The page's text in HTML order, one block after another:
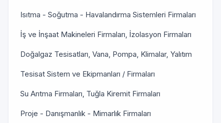
Isıtma - Soğutma - Havalandırma Sistemleri Firmaları
İş ve İnşaat Makineleri Firmaları, İzolasyon Firmaları
Doğalgaz Tesisatları, Vana, Pompa, Klimalar, Yalıtım
Tesisat Sistem ve Ekipmanları / Firmaları
Su Arıtma Firmaları, Tuğla Kiremit Firmaları
Proje - Danışmanlık - Mimarlık Firmaları